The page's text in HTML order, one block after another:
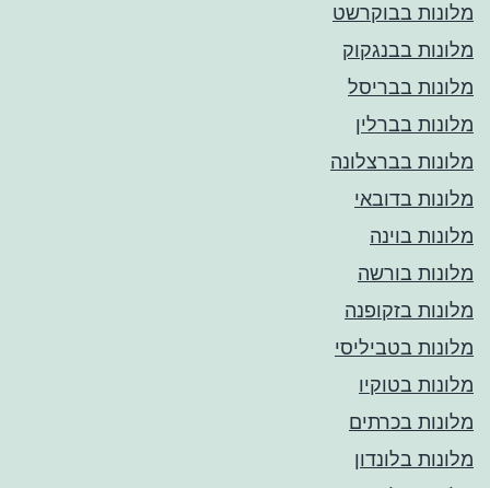
מלונות בבוקרשט
מלונות בבנגקוק
מלונות בבריסל
מלונות בברלין
מלונות בברצלונה
מלונות בדובאי
מלונות בוינה
מלונות בורשה
מלונות בזקופנה
מלונות בטביליסי
מלונות בטוקיו
מלונות בכרתים
מלונות בלונדון